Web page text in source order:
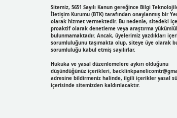
Sitemiz, 5651 Sayılı Kanun gereğince Bilgi
İletişim Kurumu (BTK) tarafından onaylanmış bir Yer
olarak hizmet vermektedir. Bu nedenle, sitedeki
proaktif olarak denetleme veya araştırma
bulunmamaktadır. Ancak, üyelerimiz yazdıkları
sorumluluğunu taşımakta olup, siteye üye olarak
sorumluluğu kabul etmiş sayılırlar.
Hukuka ve yasal düzenlemelere aykırı olduğunu
düşündüğünüz içerikleri,
adresine bildirmeniz halinde, ilgili içerikler yasal
içerisinde sitemizden kaldırılacaktır.